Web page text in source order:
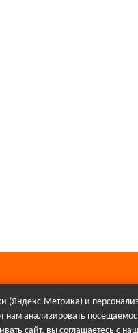
на сайт Первое
и
нам анализировать
сайт, вы соглашаетесь с